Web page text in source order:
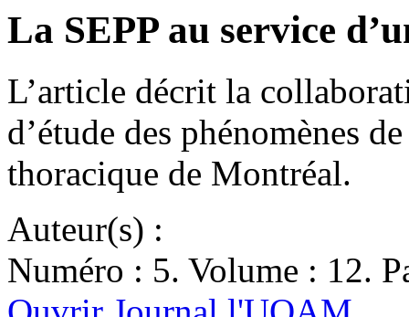
La SEPP au service
L’article décrit la
d’étude des phénomènes
thoracique de Montréal.
Auteur(s) :
Numéro : 5. Volume : 12.